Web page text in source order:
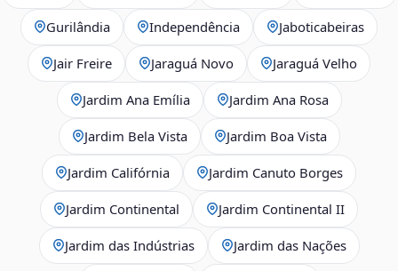
Gurilândia Independência Jaboticabeiras
Jair Freire Jaraguá Novo Jaraguá Velho
Jardim Ana Emília Jardim Ana Rosa
Jardim Bela Vista Jardim Boa Vista
Jardim Califórnia Jardim Canuto Borges
Jardim Continental Jardim Continental II
Jardim das Indústrias Jardim das Nações